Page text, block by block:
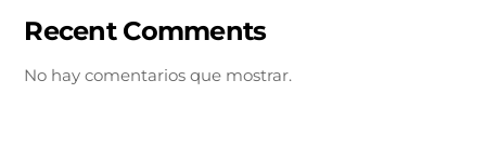
Recent Comments
No hay comentarios que mostrar.